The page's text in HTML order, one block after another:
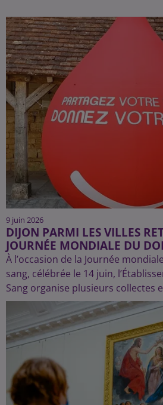
9 juin 2026
DIJON PARMI LES VILLES
JOURNÉE MONDIALE DU
À l’occasion de la Journée
sang, célébrée le 14 juin,
Sang organise plusieurs collectes